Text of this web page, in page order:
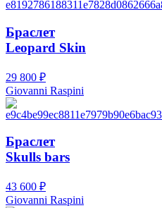
Браслет
Leopard Skin
29 800 ₽
Giovanni Raspini
Браслет
Skulls bars
43 600 ₽
Giovanni Raspini